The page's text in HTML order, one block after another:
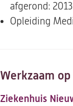
afgerond:
Opleiding
Werkzaam
Ziekenhuis